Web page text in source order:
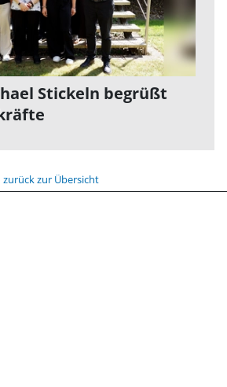
Stickeln begrüßt
zurück zur Übersicht